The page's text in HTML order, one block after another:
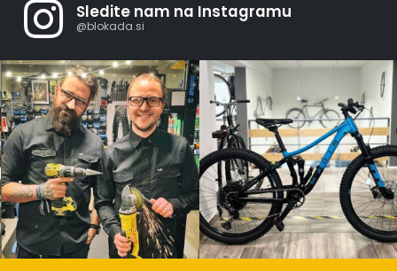
Sledite nam na Instagramu
@blokada.si